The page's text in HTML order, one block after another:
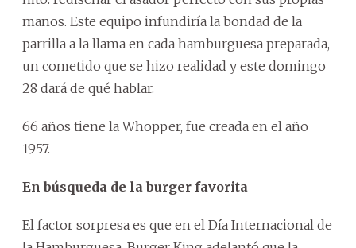
manos. Este equipo infundiría la bondad de la
parrilla a la llama en cada hamburguesa preparada,
un cometido que se hizo realidad y este domingo
28 dará de qué hablar.
66 años tiene la Whopper, fue creada en el año
1957.
En búsqueda de la burger favorita
El factor sorpresa es que en el Día Internacional de